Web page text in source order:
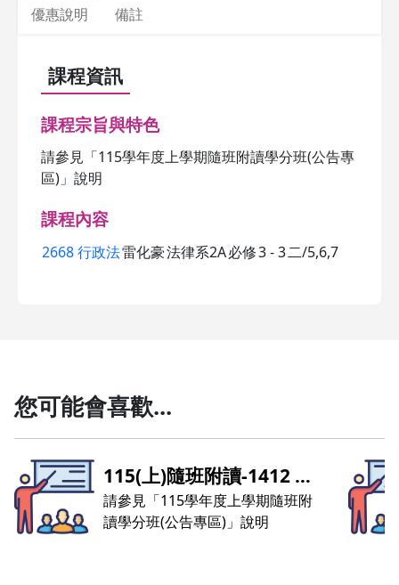
優惠說明 備註
課程資訊
課程宗旨與特色
請參見「115學年度上學期隨班附讀學分班(公告專
區)」說明
課程內容
2668 行政法雷化豪法律系2A必修3 - 3二/5,6,7
您可能會喜歡...
115(上)隨班附讀-1412 統
計學
請參見「115學年度上學期隨班附
讀學分班(公告專區)」說明